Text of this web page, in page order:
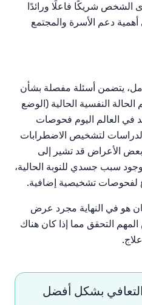
الشخص شريكًا فاعلًا ورائدًا
دعم الأسرة والمجتمع
يتضمن أسئلة مفصلة بشأن
النفسية الحالية (الوضع
العالم اليوم فحوصات
لتشخيص الاضطرابات
الأعراض قد تشير إلى
سبب جسدي للنوبة الحالية،
تشخيصية إضافية.
هو في النهاية مجرد عرض
التحقق مما إذا كان هناك
التعافي بشكل أفضل